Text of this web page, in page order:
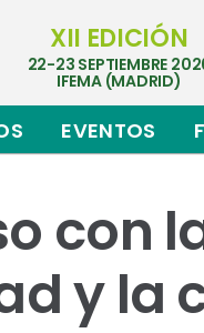
XII EDICIÓN
22-23 SEPTIEMBRE
IFEMA (MADRID)
EVENTOS
con
y la